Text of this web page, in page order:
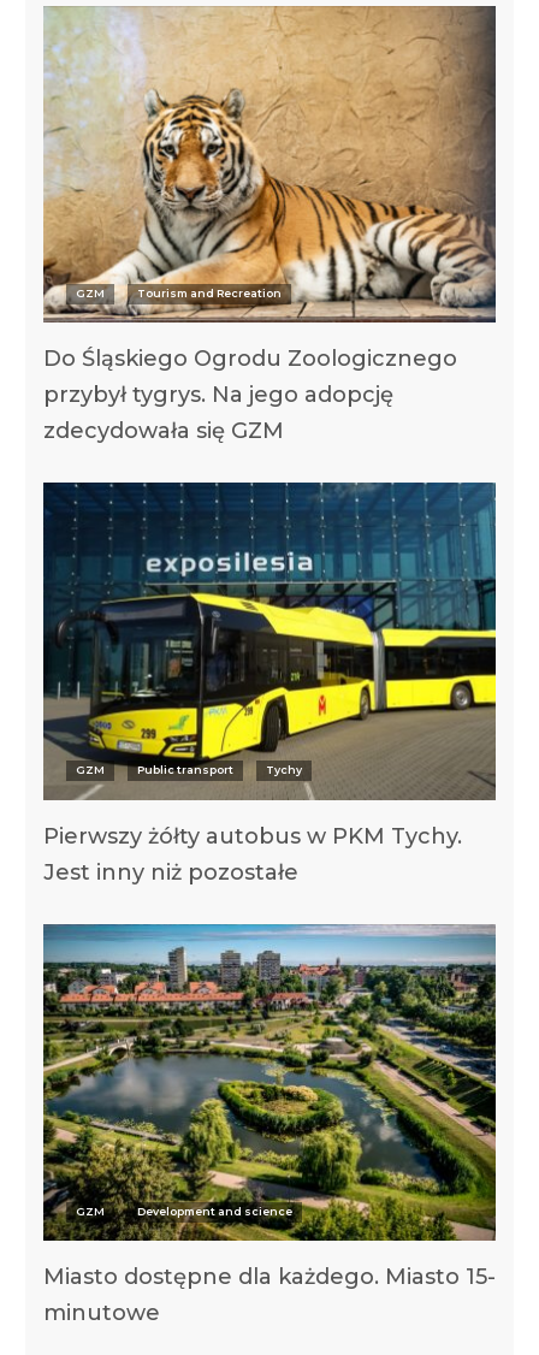
GZM Tourism and Recreation
Do Śląskiego Ogrodu Zoologicznego
przybył tygrys. Na jego adopcję
zdecydowała się GZM
GZM Public transport Tychy
Pierwszy żółty autobus w PKM Tychy.
Jest inny niż pozostałe
GZM Development and science
Miasto dostępne dla każdego. Miasto 15-
minutowe